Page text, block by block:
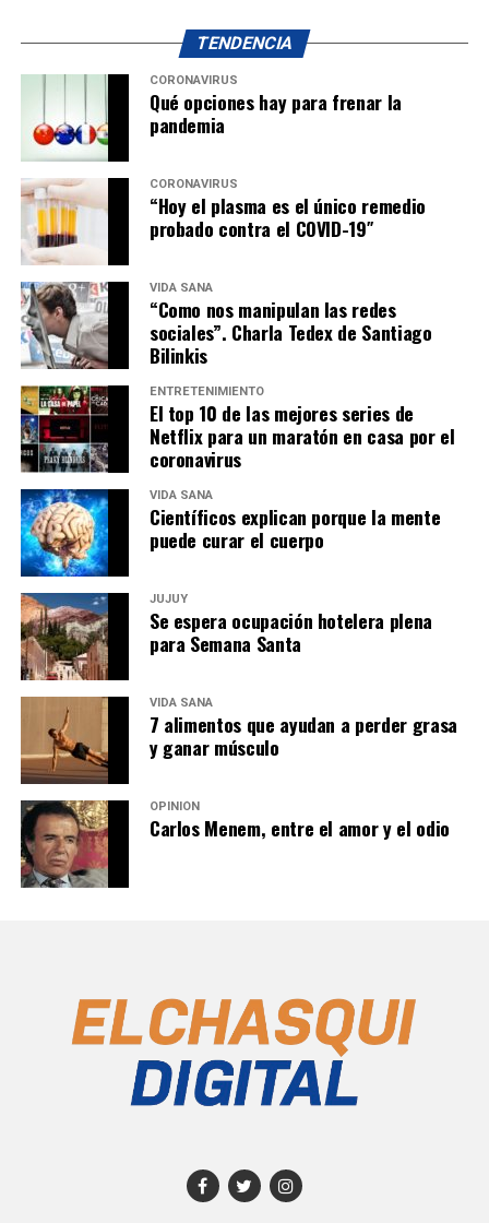
TENDENCIA
CORONAVIRUS
Qué opciones hay para frenar la
pandemia
CORONAVIRUS
“Hoy el plasma es el único remedio
probado contra el COVID-19″
VIDA SANA
“Como nos manipulan las redes
sociales”. Charla Tedex de Santiago
Bilinkis
ENTRETENIMIENTO
El top 10 de las mejores series de
Netflix para un maratón en casa por el
coronavirus
VIDA SANA
Científicos explican porque la mente
puede curar el cuerpo
JUJUY
Se espera ocupación hotelera plena
para Semana Santa
VIDA SANA
7 alimentos que ayudan a perder grasa
y ganar músculo
OPINIÓN
Carlos Menem, entre el amor y el odio